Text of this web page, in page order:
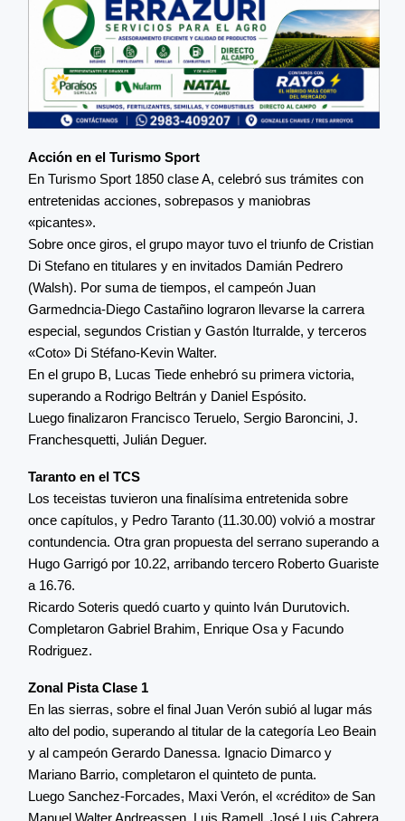
Acción en el Turismo Sport
En Turismo Sport 1850 clase A, celebró sus trámites con
entretenidas acciones, sobrepasos y maniobras
«picantes».
Sobre once giros, el grupo mayor tuvo el triunfo de Cristian
Di Stefano en titulares y en invitados Damián Pedrero
(Walsh). Por suma de tiempos, el campeón Juan
Garmedncia-Diego Castañino lograron llevarse la carrera
especial, segundos Cristian y Gastón Iturralde, y terceros
«Coto» Di Stéfano-Kevin Walter.
En el grupo B, Lucas Tiede enhebró su primera victoria,
superando a Rodrigo Beltrán y Daniel Espósito.
Luego finalizaron Francisco Teruelo, Sergio Baroncini, J.
Franchesquetti, Julián Deguer.
Taranto en el TCS
Los teceistas tuvieron una finalísima entretenida sobre
once capítulos, y Pedro Taranto (11.30.00) volvió a mostrar
contundencia. Otra gran propuesta del serrano superando a
Hugo Garrigó por 10.22, arribando tercero Roberto Guariste
a 16.76.
Ricardo Soteris quedó cuarto y quinto Iván Durutovich.
Completaron Gabriel Brahim, Enrique Osa y Facundo
Rodriguez.
Zonal Pista Clase 1
En las sierras, sobre el final Juan Verón subió al lugar más
alto del podio, superando al titular de la categoría Leo Beain
y al campeón Gerardo Danessa. Ignacio Dimarco y
Mariano Barrio, completaron el quinteto de punta.
Luego Sanchez-Forcades, Maxi Verón, el «crédito» de San